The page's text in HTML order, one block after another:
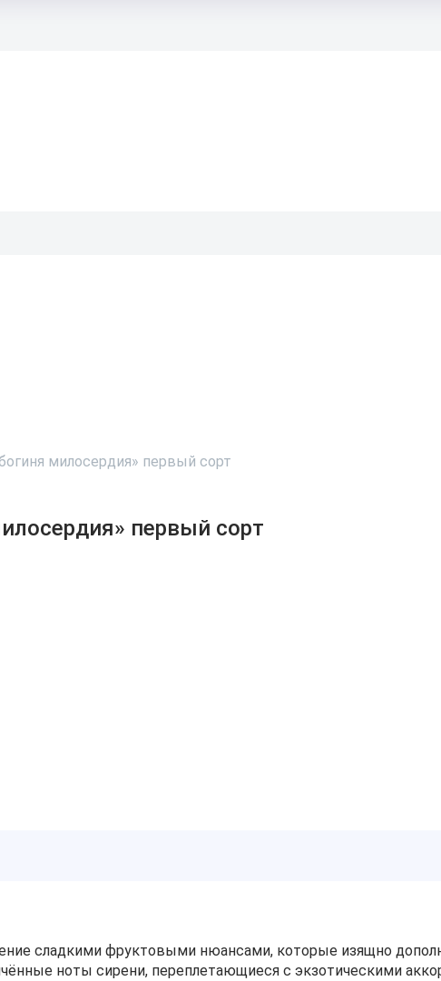
милосердия» первый сорт
первый сорт
сладкими фруктовыми нюансами, которые изящно
ноты сирени, переплетающиеся с экзотическими